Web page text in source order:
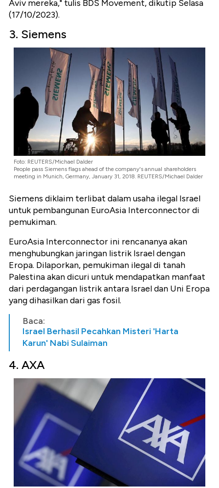
Aviv mereka," tulis BDS Movement, dikutip Selasa
(17/10/2023).
3. Siemens
Foto: REUTERS/Michael Dalder
People pass Siemens flags ahead of the company's annual shareholders
meeting in Munich, Germany, January 31, 2018. REUTERS/Michael Dalder
Siemens diklaim terlibat dalam usaha ilegal Israel
untuk pembangunan EuroAsia Interconnector di
pemukiman.
EuroAsia Interconnector ini rencananya akan
menghubungkan jaringan listrik Israel dengan
Eropa. Dilaporkan, pemukiman ilegal di tanah
Palestina akan dicuri untuk mendapatkan manfaat
dari perdagangan listrik antara Israel dan Uni Eropa
yang dihasilkan dari gas fosil.
Baca:
Israel Berhasil Pecahkan Misteri 'Harta
Karun' Nabi Sulaiman
4. AXA